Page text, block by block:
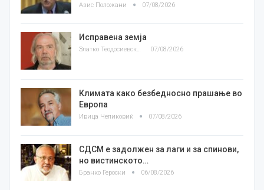
Азис Положани 07/08/2026
Исправена земја
Златко Теодосиевски 07/08/2026
Климата како безбедносно прашање во
Европа
Ивица Челиковиќ 07/08/2026
СДСМ е задолжен за лаги и за спинови,
но вистинското…
Бранко Героски 06/08/2026